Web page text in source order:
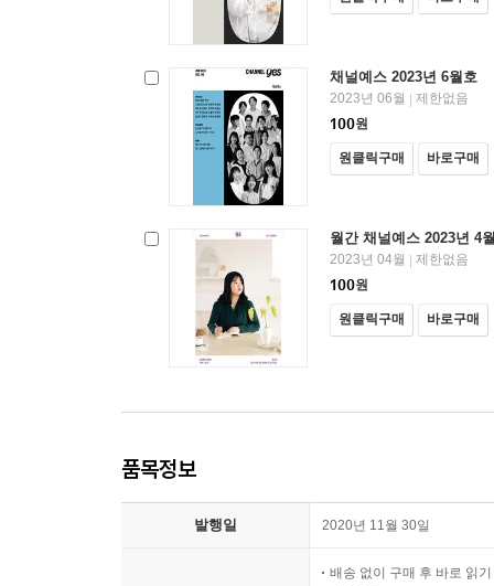
채널예스 2023년 6월호
2023년 06월 | 제한없음
100원
원클릭구매 바로구매
월간 채널예스 2023년 4
2023년 04월 | 제한없음
100원
원클릭구매 바로구매
품목정보
발행일 2020년 11월 30일
배송 없이 구매 후 바로 읽기